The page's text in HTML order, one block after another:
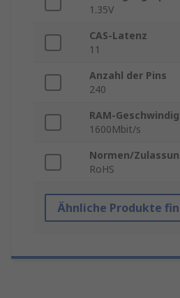
1.35V
CAS-Latenz
11
Anzahl der Pins
240
RAM-
1600Mbit/s
Normen/
RoHS
Ähnliche Produkte